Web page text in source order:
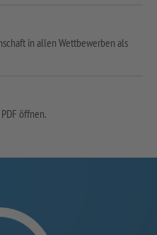
in allen Wettbewerben als
öffnen.